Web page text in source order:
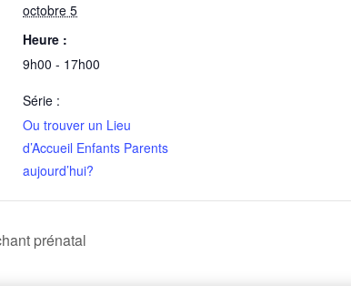
octobre 5
Heure :
9h00 - 17h00
Série :
Ou trouver un Lieu
d’Accueil Enfants Parents
aujourd’hui?
prénatal